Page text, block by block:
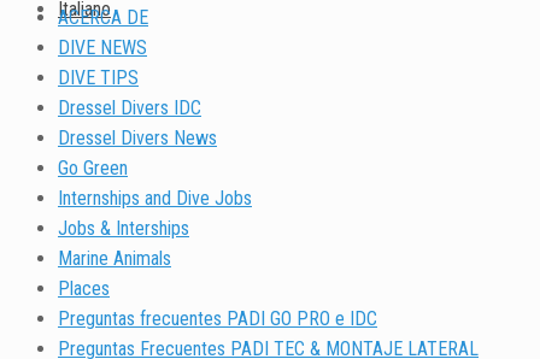
Italiano
ACERCA DE
DIVE NEWS
DIVE TIPS
Dressel Divers IDC
Dressel Divers News
Go Green
Internships and Dive Jobs
Jobs & Interships
Marine Animals
Places
Preguntas frecuentes PADI GO PRO e IDC
Preguntas Frecuentes PADI TEC & MONTAJE LATERAL